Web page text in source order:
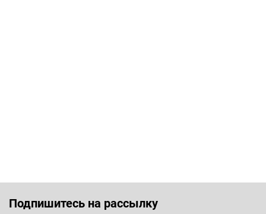
Подпишитесь на рассылку